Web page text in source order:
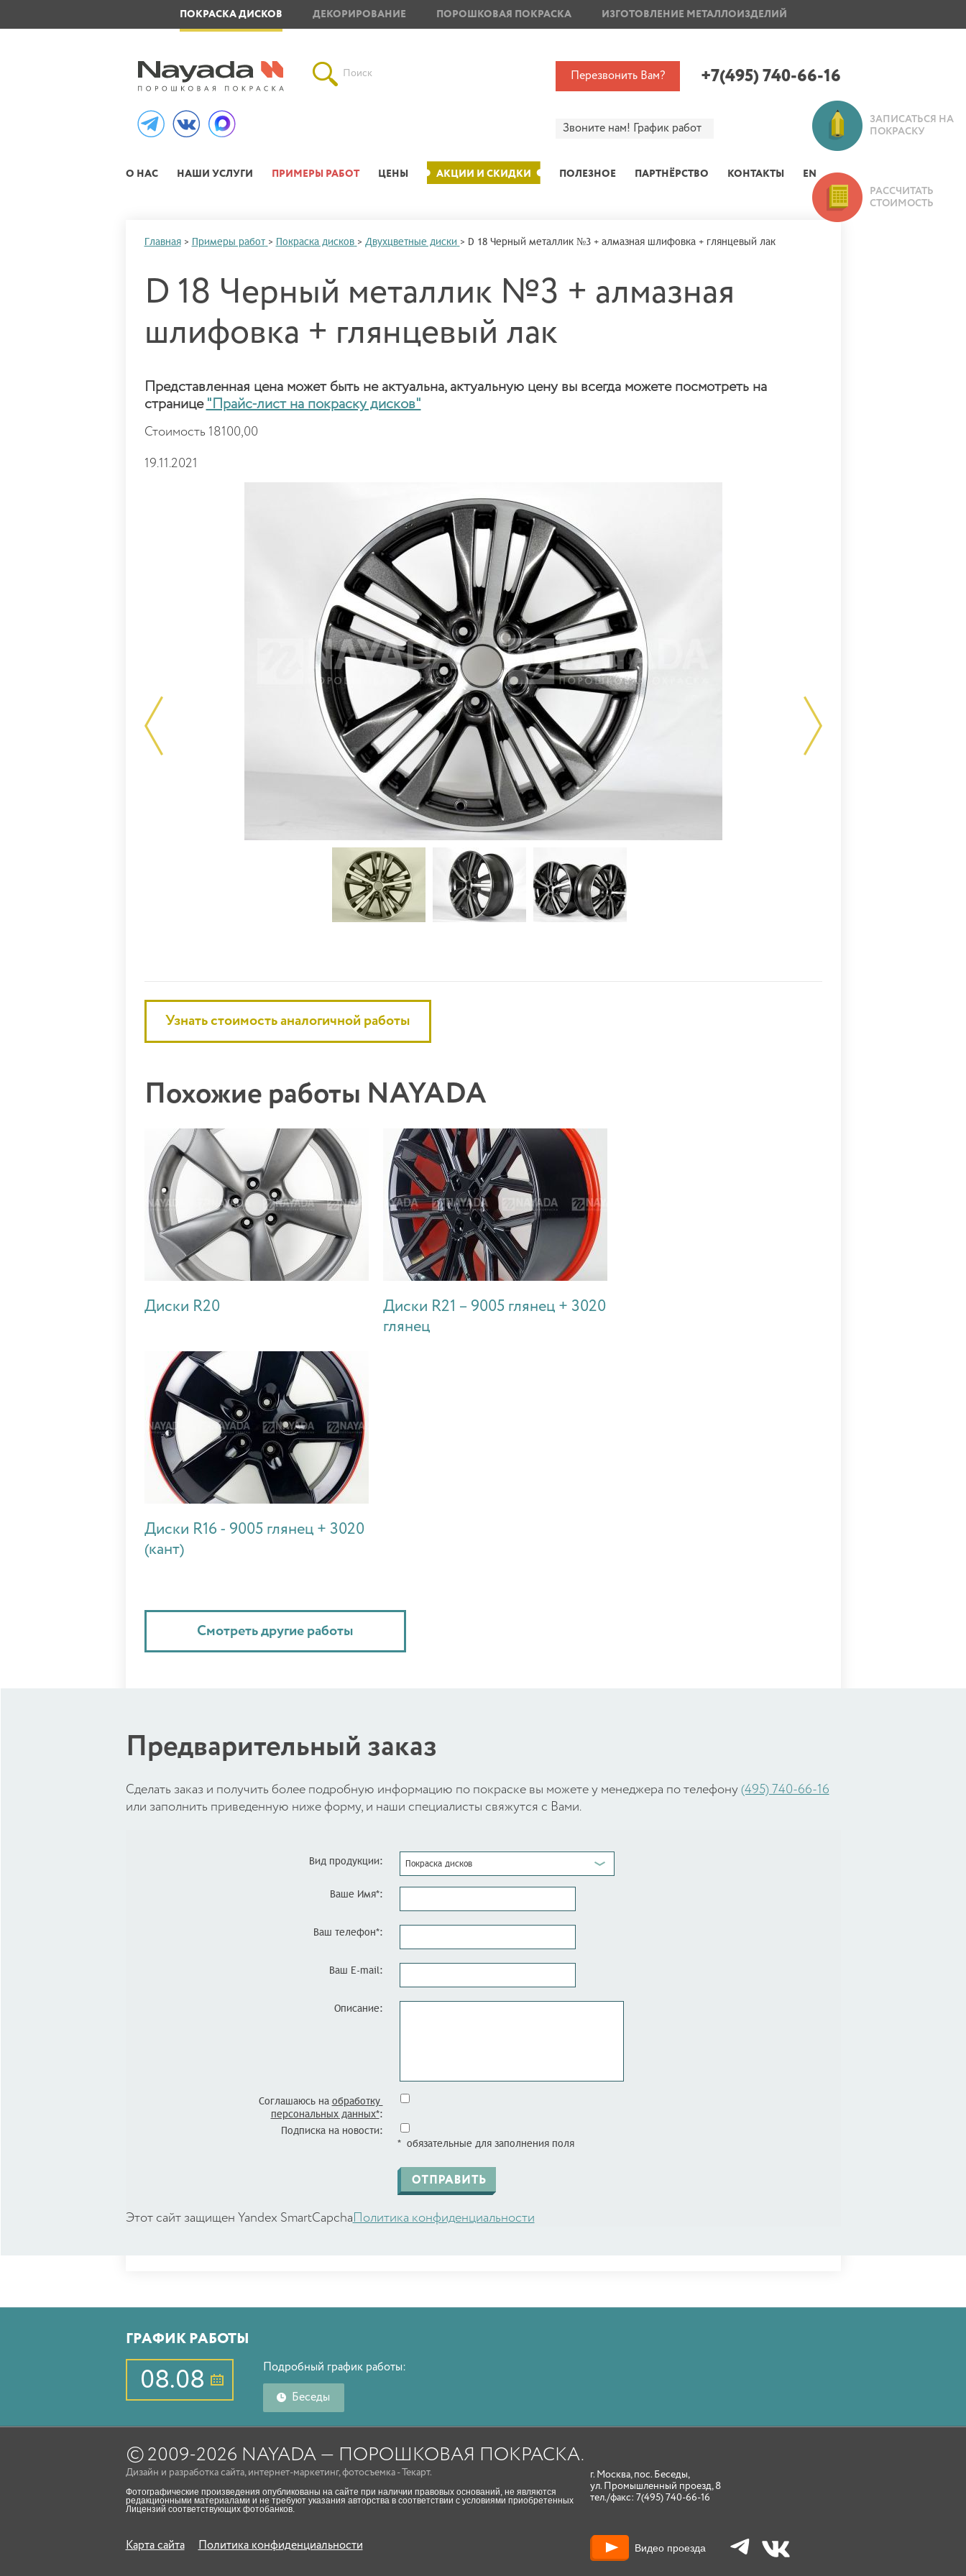
ПОКРАСКА ДИСКОВ ДЕКОРИРОВАНИЕ ПОРОШКОВАЯ ПОКРАСКА ИЗГОТОВЛЕНИЕ МЕТАЛЛОИЗДЕЛИЙ
Поиск Перезвонить Вам? +7(495) 740-66-16
Звоните нам! График работ
О НАС НАШИ УСЛУГИ ПРИМЕРЫ РАБОТ ЦЕНЫ АКЦИИ И СКИДКИ ПОЛЕЗНОЕ ПАРТНЁРСТВО КОНТАКТЫ EN
Главная > Примеры работ > Покраска дисков > Двухцветные диски > D 18 Черный металлик №3 + алмазная шлифовка + глянцевый лак
D 18 Черный металлик №3 + алмазная
шлифовка + глянцевый лак
Представленная цена может быть не актуальна, актуальную цену вы всегда можете посмотреть на
странице "Прайс-лист на покраску дисков"
Стоимость 18100,00
19.11.2021
Узнать стоимость аналогичной работы
Похожие работы NAYADA
Диски R20
Диски R21 – 9005 глянец + 3020
глянец
Диски R16 - 9005 глянец + 3020
(кант)
Смотреть другие работы
Предварительный заказ
Cделать заказ и получить более подробную информацию по покраске вы можете у менеджера по телефону (495) 740-66-16
или заполнить приведенную ниже форму, и наши специалисты свяжутся с Вами.
Вид продукции: Покраска дисков
Ваше Имя*:
Ваш телефон*:
Ваш E-mail:
Описание:
Соглашаюсь на обработку
персональных данных*:
Подписка на новости:
* обязательные для заполнения поля
Этот сайт защищен Yandex SmartCapcha Политика конфиденциальности
ЗАПИСАТЬСЯ НА
ПОКРАСКУ
РАССЧИТАТЬ
СТОИМОСТЬ
ГРАФИК РАБОТЫ
08.08 Подробный график работы:
Беседы
© 2009-2026 NAYADA — ПОРОШКОВАЯ ПОКРАСКА.
Дизайн и разработка сайта, интернет-маркетинг,фотосъемка- Текарт.
Фотографические произведения опубликованы на сайте при наличии правовых оснований, не являются
редакционными материалами и не требуют указания авторства в соответствии с условиями приобретенных
Лицензий соответствующих фотобанков.
г. Москва, пос. Беседы,
ул. Промышленный проезд, 8
тел./факс: 7(495) 740-66-16
Карта сайта Политика конфиденциальности Видео проезда